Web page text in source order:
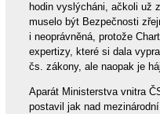
hodin vyslýcháni, ačkoli už
muselo být Bezpečnosti
i neoprávněná, protože
expertizy, které si dala
čs. zákony, ale naopak je
Aparát Ministerstva vnitra
postavil jak nad